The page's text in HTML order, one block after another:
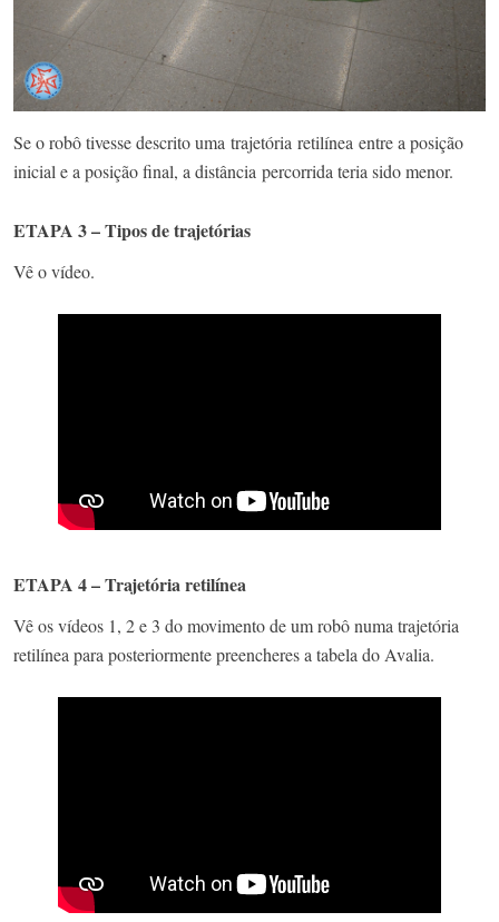
Se o robô tivesse descrito uma trajetória retilínea entre a posição
inicial e a posição final, a distância percorrida teria sido menor.
ETAPA 3 – Tipos de trajetórias
Vê o vídeo.
ETAPA 4 – Trajetória retilínea
Vê os vídeos 1, 2 e 3 domovimento de um robô numa trajetória
retilínea para posteriormente preencheres a tabela do Avalia.